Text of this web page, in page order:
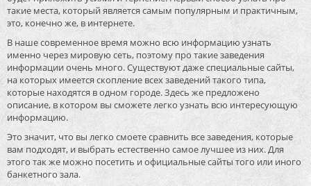
такие места, который является самым популярным и практичным,
это, конечно же, в интернете.
В наше современное время можно всю информацию узнать
именно через мировую сеть, поэтому про такие заведения
информации очень много. Существуют даже специальные сайты,
на которых имеется скопление всех заведений такого типа,
которые находятся в одном городе. Здесь же предложено
описание, в котором вы сможете легко узнать всю интересующую
информацию.
Это значит, что вы легко смоете сравнить все заведения, которые
вам подходят, и выбрать естественно самое лучшее из них. Для
этого так же можно посетить и официальные сайты того или иного
банкетного зала.